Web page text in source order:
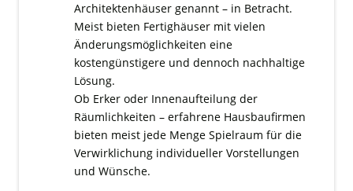
Architektenhäuser genannt – in Betracht.
Meist bieten Fertighäuser mit vielen
Änderungsmöglichkeiten eine
kostengünstigere und dennoch nachhaltige
Lösung.
Ob Erker oder Innenaufteilung der
Räumlichkeiten – erfahrene Hausbaufirmen
bieten meist jede Menge Spielraum für die
Verwirklichung individueller Vorstellungen
und Wünsche.